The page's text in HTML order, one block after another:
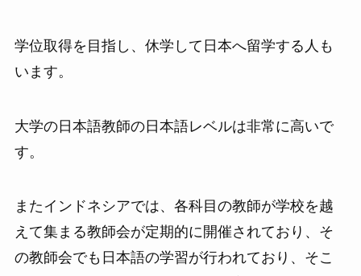
学位取得を目指し、休学して日本へ留学する人も
います。
大学の日本語教師の日本語レベルは非常に高いで
す。
またインドネシアでは、各科目の教師が学校を越
えて集まる教師会が定期的に開催されており、そ
の教師会でも日本語の学習が行われており、そこ